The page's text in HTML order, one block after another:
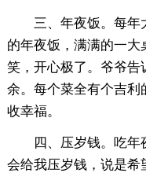
三、年夜饭。每年
的年夜饭，满满的一
笑，开心极了。爷爷
余。每个菜全有个吉
收幸福。
四、压岁钱。吃
会给我压岁钱，说是